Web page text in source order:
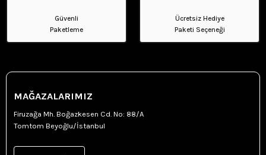
Güvenli
Paketleme
Ücretsiz Hediye
Paketi Seçeneği
MAĞAZALARIMIZ
Firuzağa Mh. Boğazkesen Cd. No: 88/A
Tomtom Beyoğlu/İstanbul